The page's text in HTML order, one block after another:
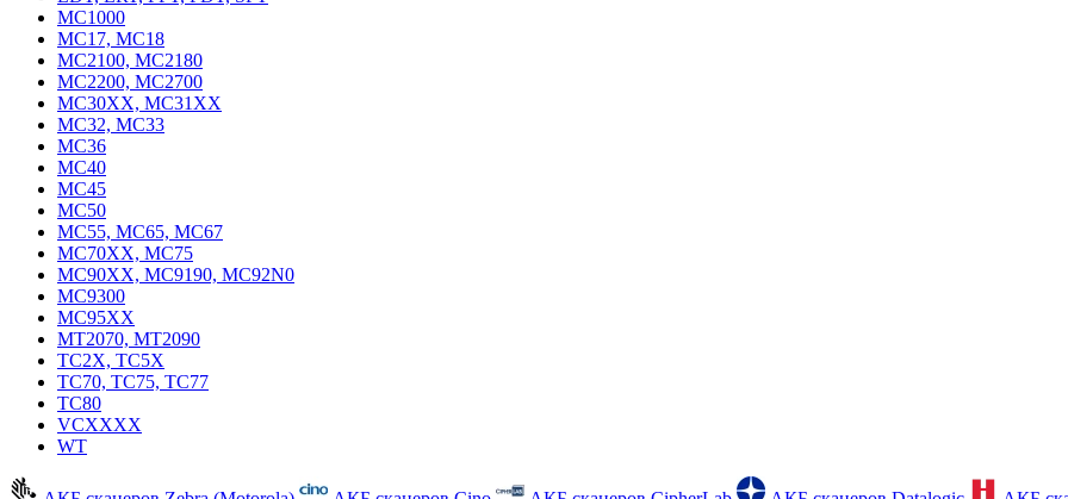
MC1000
MC17, MC18
MC2100, MC2180
MC2200, MC2700
MC30XX, MC31XX
MC32, MC33
MC36
MC40
MC45
MC50
MC55, MC65, MC67
MC70XX, MC75
MC90XX, MC9190, MC92N0
MC9300
MC95XX
MT2070, MT2090
TC2X, TC5X
TC70, TC75, TC77
TC80
VCXXXX
WT